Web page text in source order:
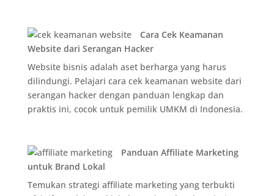
Cara Cek Keamanan
Website dari Serangan Hacker
Website bisnis adalah aset berharga yang harus
dilindungi. Pelajari cara cek keamanan website dari
serangan hacker dengan panduan lengkap dan
praktis ini, cocok untuk pemilik UMKM di Indonesia.
Panduan Affiliate Marketing
untuk Brand Lokal
Temukan strategi affiliate marketing yang terbukti